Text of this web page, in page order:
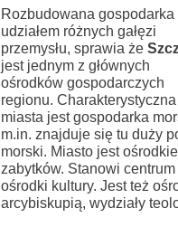
Rozbudowana gospodarka
udziałem różnych gałęzi
przemysłu, sprawia że
jest jednym z głównych
ośrodków gospodarczych
regionu.
miasta jest gospodarka
m.in. znajduje się tu duży
morski. Miasto jest
zabytków. Stanowi
ośrodki kultury. Jest też
arcybiskupią, wydziały